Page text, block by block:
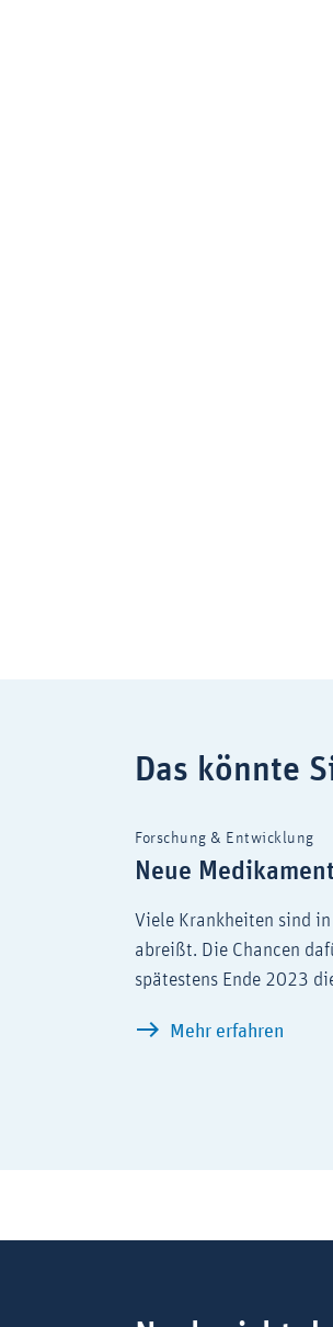
Das könnte
Forschung & Entwicklung
Neue
Viele Krankheiten sind
abreißt. Die Chancen
spätestens Ende 2023
Mehr erfahren